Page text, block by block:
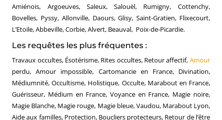
Amiénois, Argoeuves, Saleux, Salouël, Rumigny, Cottenchy,
Bovelles, Pyssy, Allonville, Daours, Glisy, Saint-Gratien, Flixecourt,
L’Etoile, Abbeville, Corbie, Alvert, Beauval, Poix-de-Picardie.
Les requêtes les plus fréquentes :
Travaux occultes, Ésotérisme, Rites occultes, Retour affectif, Amour
perdu, Amour impossible, Cartomancie en France, Divination,
Médiumnité, Occultisme, Holistique, Occulte, Marabout en France,
Guérisseur, Médium en France, Voyance en France, Magie noire,
Magie Blanche, Magie rouge, Magie bleue, Vaudou, Marabout Lyon,
Aide aux familles, Protection, Boucliers protecteurs, Retour de l’être